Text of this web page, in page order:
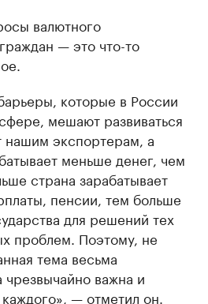
валютного
— это что-то
которые в России
мешают развиваться
экспортерам, а
меньше денег, чем
страна зарабатывает
пенсии, тем больше
для решений тех
проблем. Поэтому, не
тема весьма
важна и
— отметил он.